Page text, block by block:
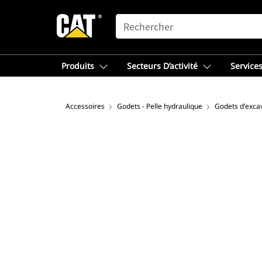
SEARCH
Produits Secteurs D’activité
Accessoires Godets - Pelle hydraulique Godets